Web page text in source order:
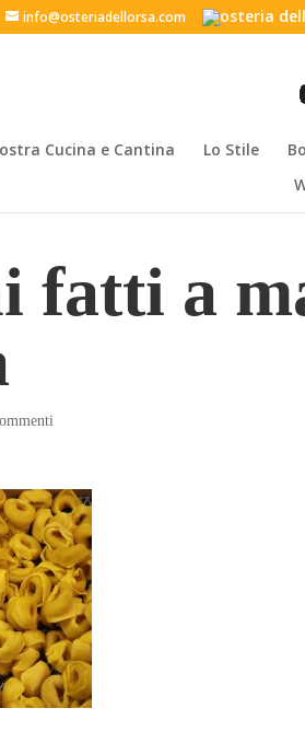
info@osteriadellorsa.com
Cucina e Cantina Lo Stile
fatti a